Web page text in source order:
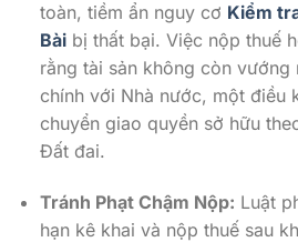
toàn, tiềm ẩn nguy cơ Kiểm
Bàibị thất bại. Việc nộp thuế
rằng tài sản không còn vướng
chính với Nhà nước, một điều
chuyển giao quyền sở hữu
Đất đai.
Tránh Phạt Chậm Nộp: Luật
hạn kê khai và nộp thuế sau